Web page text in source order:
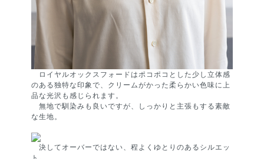
ロイヤルオックスフォードはポコポコとした少し立体感
のある独特な印象で、クリームがかった柔らかい色味に上
品な光沢も感じられます。
無地で馴染みも良いですが、しっかりと主張もする素敵
な生地。
決してオーバーではない、程よくゆとりのあるシルエッ